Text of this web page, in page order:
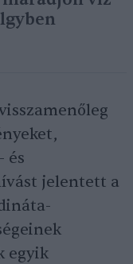
és
jelentett a
egyik